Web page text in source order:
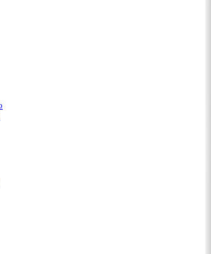
da Messi
Messi aveva sbagliato un rigore, il
Mondiale, facendosi ipnotizzare